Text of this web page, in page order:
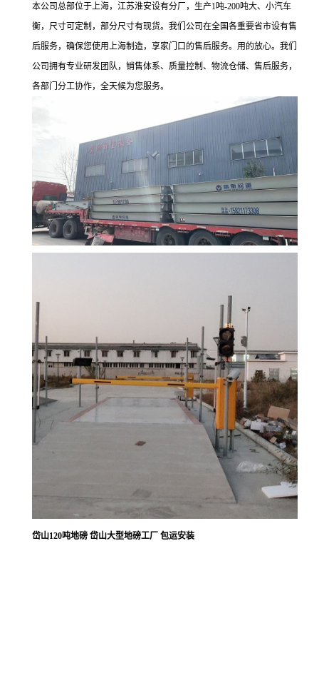
本公司总部位于上海，江苏淮安设有分厂，生产1吨-200吨大、小汽车
衡，尺寸可定制，部分尺寸有现货。我们公司在全国各重要省市设有售
后服务，确保您使用上海制造，享家门口的售后服务。用的放心。我们
公司拥有专业研发团队，销售体系、质量控制、物流仓储、售后服务，
各部门分工协作，全天候为您服务。
岱山120吨地磅 岱山大型地磅工厂 包运安装